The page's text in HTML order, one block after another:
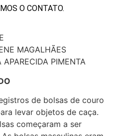
O CONTATO.
MAGALHÃES
APARECIDA PIMENTA
de bolsas de couro
levar objetos de caça.
começaram a ser